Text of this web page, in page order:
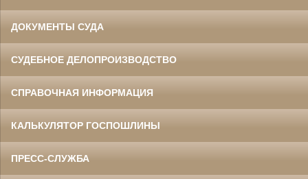
ДОКУМЕНТЫ СУДА
СУДЕБНОЕ ДЕЛОПРОИЗВОДСТВО
СПРАВОЧНАЯ ИНФОРМАЦИЯ
КАЛЬКУЛЯТОР ГОСПОШЛИНЫ
ПРЕСС-СЛУЖБА